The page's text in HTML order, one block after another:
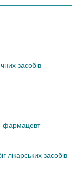
засобів
фармацевт
засобів